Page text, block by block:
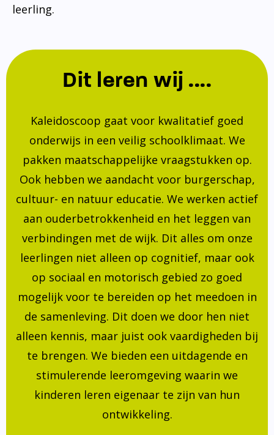
leerling.
Dit leren wij ....
Kaleidoscoop gaat voor kwalitatief goed
onderwijs in een veilig schoolklimaat. We
pakken maatschappelijke vraagstukken op.
Ook hebben we aandacht voor burgerschap,
cultuur- en natuur educatie. We werken actief
aan ouderbetrokkenheid en het leggen van
verbindingen met de wijk. Dit alles om onze
leerlingen niet alleen op cognitief, maar ook
op sociaal en motorisch gebied zo goed
mogelijk voor te bereiden op het meedoen in
de samenleving. Dit doen we door hen niet
alleen kennis, maar juist ook vaardigheden bij
te brengen. We bieden een uitdagende en
stimulerende leeromgeving waarin we
kinderen leren eigenaar te zijn van hun
ontwikkeling.